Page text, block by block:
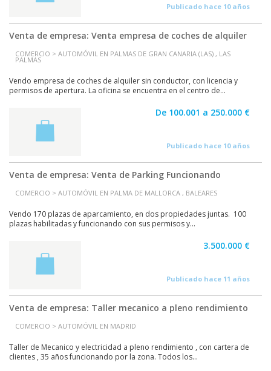
Publicado hace 10 años
Venta de empresa: Venta empresa de coches de alquiler
COMERCIO > AUTOMÓVIL EN PALMAS DE GRAN CANARIA (LAS) , LAS
PALMAS
Vendo empresa de coches de alquiler sin conductor, con licencia y
permisos de apertura. La oficina se encuentra en el centro de...
De 100.001 a 250.000 €
Publicado hace 10 años
Venta de empresa: Venta de Parking Funcionando
COMERCIO > AUTOMÓVIL EN PALMA DE MALLORCA , BALEARES
Vendo 170 plazas de aparcamiento, en dos propiedades juntas. 100
plazas habilitadas y funcionando con sus permisos y...
3.500.000 €
Publicado hace 11 años
Venta de empresa: Taller mecanico a pleno rendimiento
COMERCIO > AUTOMÓVIL EN MADRID
Taller de Mecanico y electricidad a pleno rendimiento , con cartera de
clientes , 35 años funcionando por la zona. Todos los...